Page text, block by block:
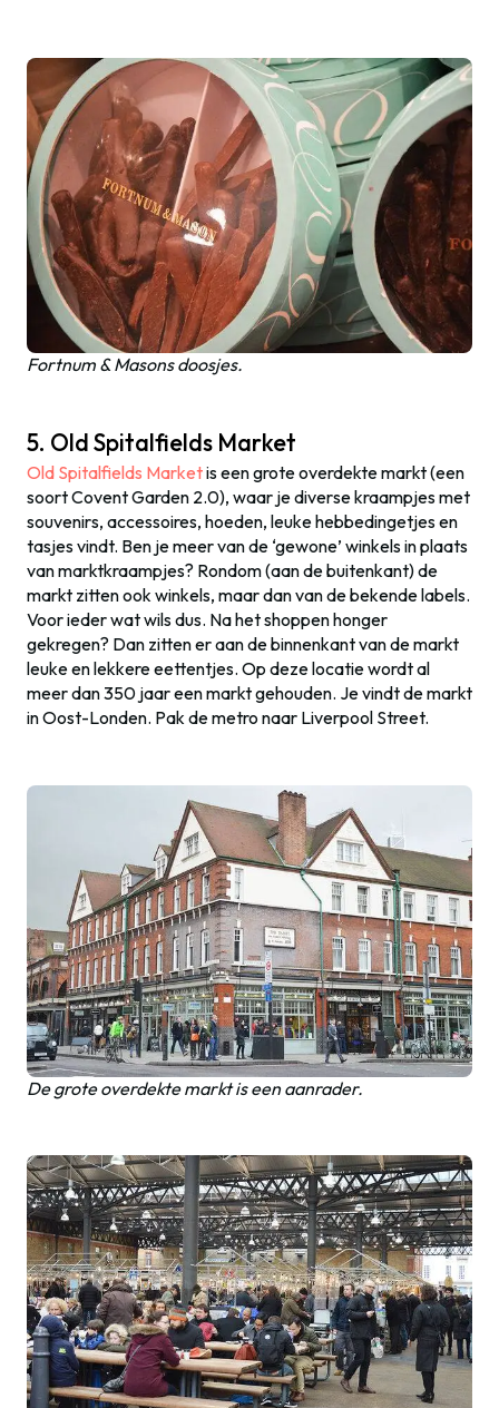
Fortnum & Masons doosjes.
5. Old Spitalfields Market
Old Spitalfields Marketis een grote overdekte markt (een
soort Covent Garden 2.0), waar je diverse kraampjes met
souvenirs, accessoires, hoeden, leuke hebbedingetjes en
tasjes vindt. Ben je meer van de ‘gewone’ winkels in plaats
van marktkraampjes? Rondom (aan de buitenkant) de
markt zitten ook winkels, maar dan van de bekende labels.
Voor ieder wat wils dus. Na het shoppen honger
gekregen? Dan zitten er aan de binnenkant van de markt
leuke en lekkere eettentjes. Op deze locatie wordt al
meer dan 350 jaar een markt gehouden. Je vindt de markt
in Oost-Londen. Pak de metro naar Liverpool Street.
De grote overdekte markt is een aanrader.